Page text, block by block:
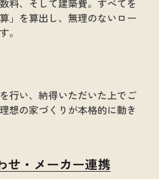
」を算出し、無理のないロー
。
行い、納得いただいた上でご
想の家づくりが本格的に動き
せ・メーカー連携